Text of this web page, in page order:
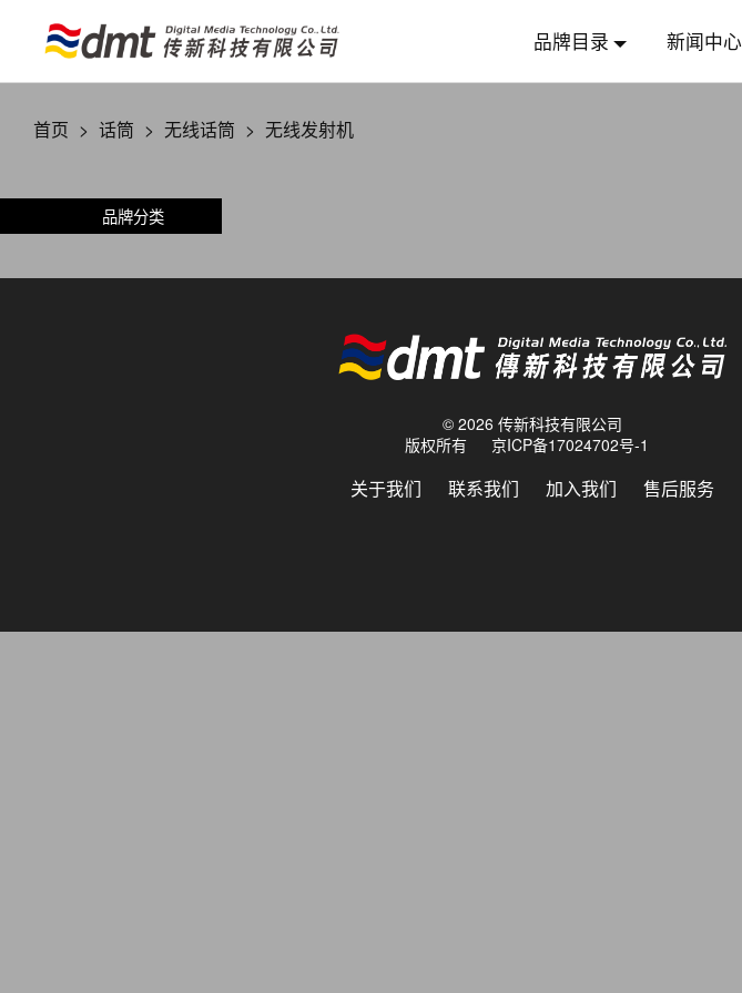
品牌目录 新闻中心
首页 > 话筒 > 无线话筒 > 无线发射机
品牌分类
© 2026 传新科技有限公司
版权所有
京ICP备17024702号-1
关于我们 联系我们 加入我们 售后服务